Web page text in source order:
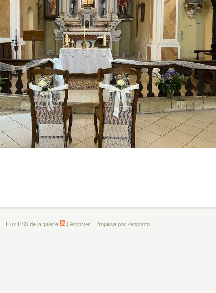
Flux RSS de la galerie | Archives | Propulsé parZenphoto